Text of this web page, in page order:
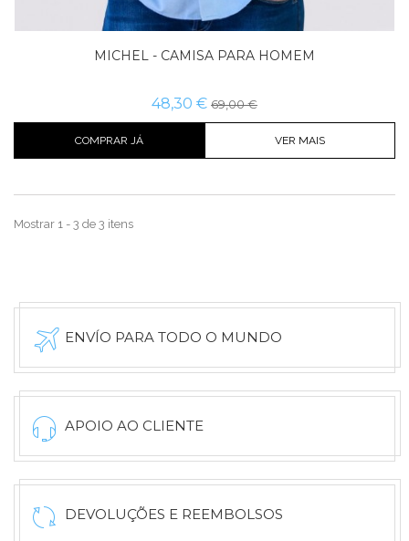
MICHEL - CAMISA PARA HOMEM
48,30 € 69,00 €
COMPRAR JÁ VER MAIS
Mostrar 1 - 3 de 3 itens
ENVÍO PARA TODO O MUNDO
APOIO AO CLIENTE
DEVOLUÇÕES E REEMBOLSOS